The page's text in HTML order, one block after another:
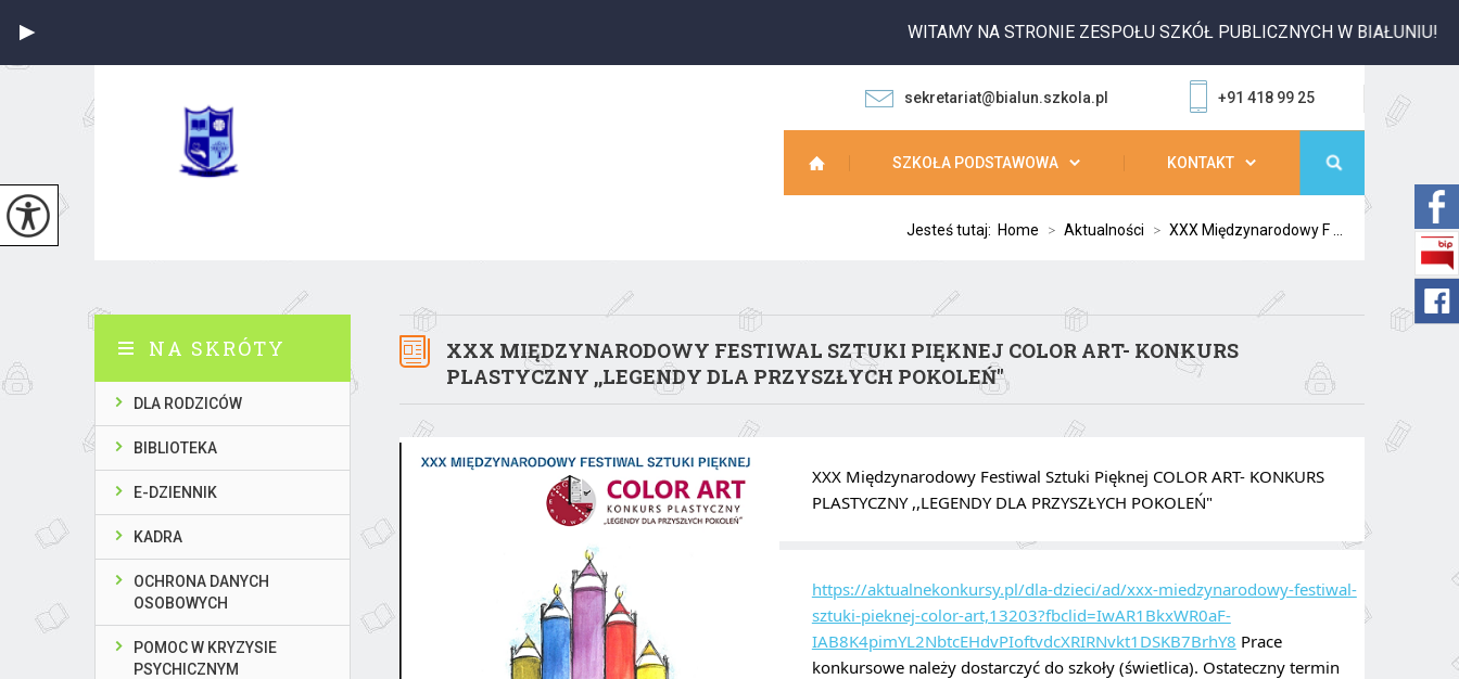
WITAMY NA STRONIE ZESPOŁU SZKÓŁ PUBLICZNYCH W BIAŁUNIU!
sekretariat@bialun.szkola.pl +91 418 99 25
SZKOŁA PODSTAWOWA KONTAKT
Jesteś tutaj: Home > Aktualności > XXX Międzynarodowy F ...
XXX MIĘDZYNARODOWY FESTIWAL SZTUKI PIĘKNEJ COLOR ART- KONKURS
PLASTYCZNY ,,LEGENDY DLA PRZYSZŁYCH POKOLEŃ''
XXX Międzynarodowy Festiwal Sztuki Pięknej COLOR ART- KONKURS
PLASTYCZNY ,,LEGENDY DLA PRZYSZŁYCH POKOLEŃ"
https://aktualnekonkursy.pl/dla-dzieci/ad/xxx-miedzynarodowy-festiwal-
sztuki-pieknej-color-art,13203?fbclid=IwAR1BkxWR0aF-
IAB8K4pimYL2NbtcEHdvPIoftvdcXRIRNvkt1DSKB7BrhY8 Prace
konkursowe należy dostarczyć do szkoły (świetlica). Ostateczny termin
NA SKRÓTY
DLA RODZICÓW
BIBLIOTEKA
E-DZIENNIK
KADRA
OCHRONA DANYCH
OSOBOWYCH
POMOC W KRYZYSIE
PSYCHICZNYM